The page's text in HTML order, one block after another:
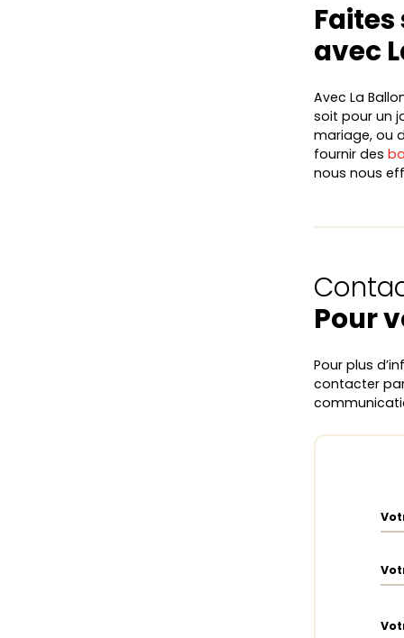
avec
Avec La
soit pour un
mariage, ou
fournir des
nous nous
Pour
Pour plus
contacter par